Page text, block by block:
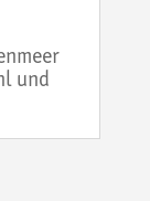
und